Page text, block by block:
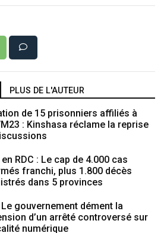
PLUS DE L'AUTEUR
de 15 prisonniers affiliés à
M23 : Kinshasa réclame la reprise
RDC : Le cap de 4.000 cas
franchi, plus 1.800 décès
dans 5 provinces
Le gouvernement dément la
d’un arrêté controversé sur
numérique